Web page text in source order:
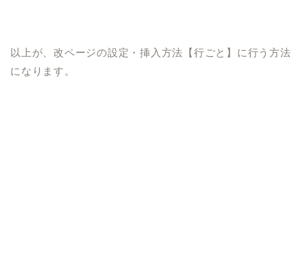
以上が、改ページの設定・挿入方法【行ごと】に行う方法
になります。